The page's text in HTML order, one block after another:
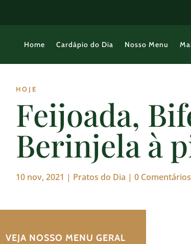
Home Cardápio do Dia Nosso Menu
HOJE
Feijoada,
Berinjela à
10 nov, 2021 | Pratos do Dia | 0 Comentários
VEJA NOSSO MENU GERAL